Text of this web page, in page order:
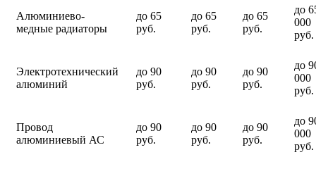
Алюминиево-
медные радиаторы
до 65
руб.
до 65
руб.
до 65
руб.
до
000
руб.
Электротехнический
алюминий
до 90
руб.
до 90
руб.
до 90
руб.
до
000
руб.
Провод
алюминиевый АС
до 90
руб.
до 90
руб.
до 90
руб.
до
000
руб.